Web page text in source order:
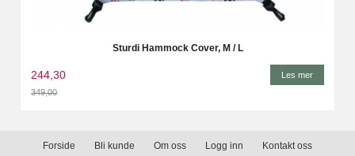
Sturdi Hammock Cover, M / L
244,30
349,00
Les mer
Forside Bli kunde Om oss Logg inn Kontakt oss